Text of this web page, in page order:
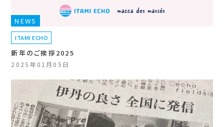
NEWS
ITAMI ECHO
新年のご挨拶2025
2025年01月05日